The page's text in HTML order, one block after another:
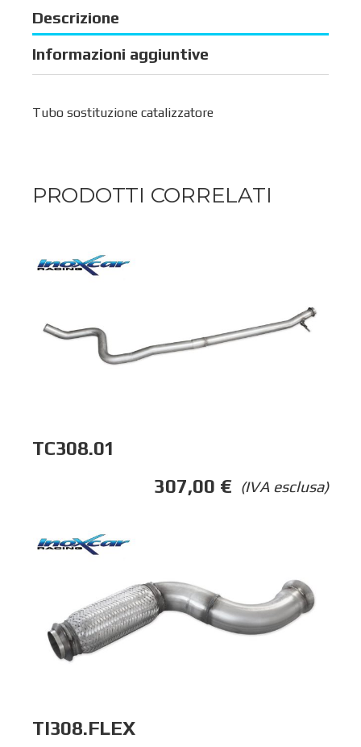
Descrizione
Informazioni aggiuntive
Tubo sostituzione catalizzatore
PRODOTTI CORRELATI
TC308.01
(IVA esclusa)
307,00 €
TI308.FLEX